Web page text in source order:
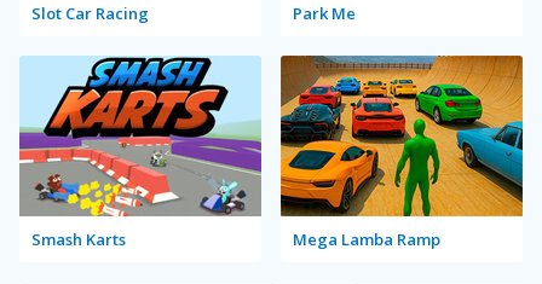
Slot Car Racing Park Me
Smash Karts Mega Lamba Ramp